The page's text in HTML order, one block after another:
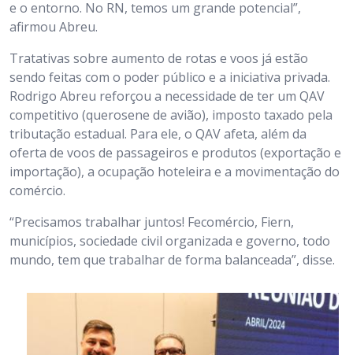
e o entorno. No RN, temos um grande potencial”,
afirmou Abreu.
Tratativas sobre aumento de rotas e voos já estão
sendo feitas com o poder público e a iniciativa privada.
Rodrigo Abreu reforçou a necessidade de ter um QAV
competitivo (querosene de avião), imposto taxado pela
tributação estadual. Para ele, o QAV afeta, além da
oferta de voos de passageiros e produtos (exportação e
importação), a ocupação hoteleira e a movimentação do
comércio.
“Precisamos trabalhar juntos! Fecomércio, Fiern,
municípios, sociedade civil organizada e governo, todo
mundo, tem que trabalhar de forma balanceada”, disse.